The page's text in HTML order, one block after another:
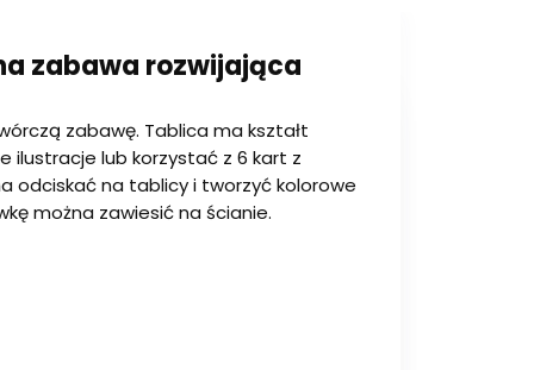
zabawa rozwijająca
zabawę. Tablica ma kształt
ilustracje lub korzystać z 6 kart z
odciskać na tablicy i tworzyć kolorowe
można zawiesić na ścianie.